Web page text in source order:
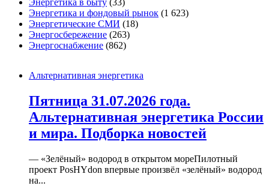
Энергетика в быту (33)
Энергетика и фондовый рынок (1 623)
Энергетические СМИ (18)
Энергосбережение (263)
Энергоснабжение (862)
Альтернативная энергетика
Пятница 31.07.2026 года.
Альтернативная энергетика России
и мира. Подборка новостей
— «Зелёный» водород в открытом мореПилотный
проект PosHYdon впервые произвёл «зелёный» водород
на...